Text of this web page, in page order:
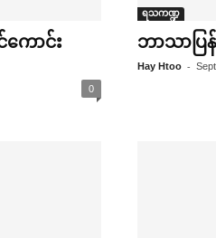
ကောင်း
0
ရသကဏ္ဍ
ဘာသာပြန်
Hay Htoo -